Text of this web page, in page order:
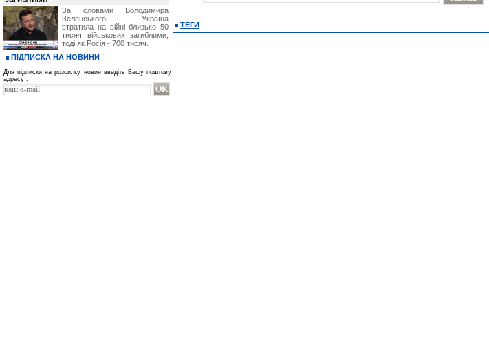
ТЕГИ
За словами Володимира
Зеленського, Україна
втратила на війні близько 50
тисяч військових загиблими,
тоді як Росія - 700 тисяч.
ПІДПИСКА НА НОВИНИ
Для підписки на розсилку новин введіть Вашу поштову
адресу :